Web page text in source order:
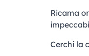
Ricama
Cerchi la